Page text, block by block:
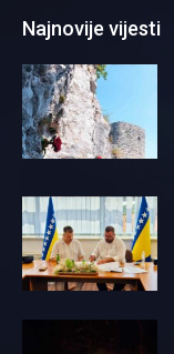
Najnovije vijesti